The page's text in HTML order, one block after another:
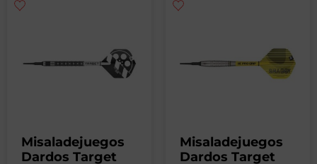
Misaladejuegos
Dardos Target
Misaladejuegos
Dardos Target